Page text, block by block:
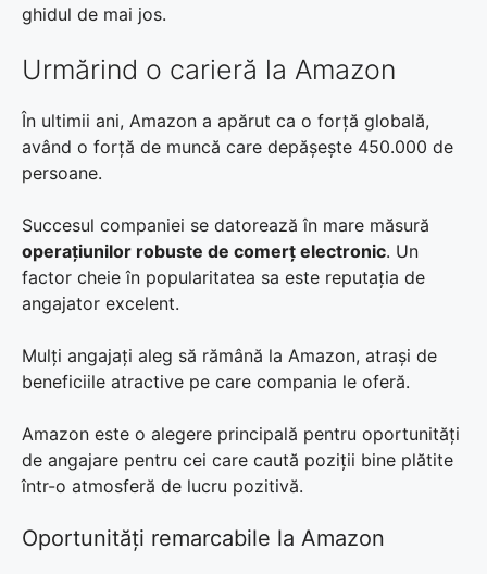
ghidul de mai jos.
Urmărind o carieră la Amazon
În ultimii ani, Amazon a apărut ca o forță globală,
având o forță de muncă care depășește 450.000 de
persoane.
Succesul companiei se datorează în mare măsură
operațiunilor robuste de comerț electronic. Un
factor cheie în popularitatea sa este reputația de
angajator excelent.
Mulți angajați aleg să rămână la Amazon, atrași de
beneficiile atractive pe care compania le oferă.
Amazon este o alegere principală pentru oportunități
de angajare pentru cei care caută poziții bine plătite
într-o atmosferă de lucru pozitivă.
Oportunități remarcabile la Amazon